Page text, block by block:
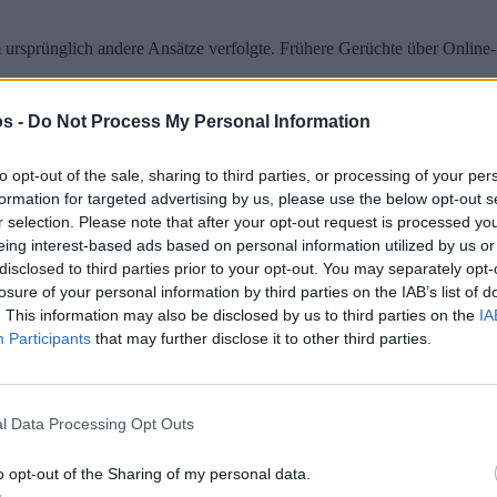
- Do Not Process My Personal Information
opt-out of the sale, sharing to third parties, or processing of your
for targeted advertising by us, please use the below opt-out
selection. Please note that after your opt-out request is processed
interest-based ads based on personal information utilized by us
to third parties prior to your opt-out. You may separately
of your personal information by third parties on the IAB’s list of
This information may also be disclosed by us to third parties on the
Participants that may further disclose it to other third parties.
Data Processing Opt Outs
opt-out of the Sharing of my personal data.
andere Ansätze verfolgte. Frühere Gerüchte über
. Damit verschwanden Mehrspieler- und
Sato zeitgleich auf Resident Evil Village konzentrierte.
gut ankamen, gab es immer wieder Stimmen, die eine stärkere
dass sie sich von der in RE6 etablierten Handlung entfernten.
– jenem Ort, der für viele Fans bis heute als Herzstück der
zu veröffentlichen. Dennoch scheint dies dem Interesse keinen